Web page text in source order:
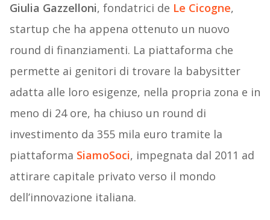
Giulia Gazzelloni, fondatrici de Le Cicogne,
startup che ha appena ottenuto un nuovo
round di finanziamenti. La piattaforma che
permette ai genitori di trovare la babysitter
adatta alle loro esigenze, nella propria zona e in
meno di 24 ore, ha chiuso un round di
investimento da 355 mila euro tramite la
piattaforma SiamoSoci, impegnata dal 2011 ad
attirare capitale privato verso il mondo
dell’innovazione italiana.